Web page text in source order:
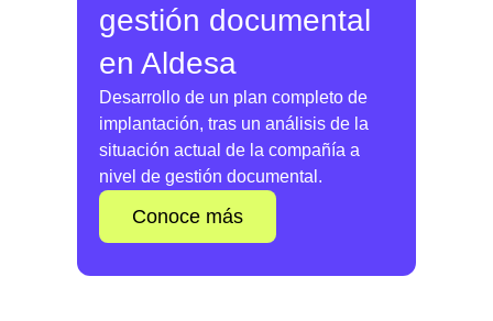
gestión documental
en Aldesa
Desarrollo de un plan completo de
implantación, tras un análisis de la
situación actual de la compañía a
nivel de gestión documental.
Conoce más